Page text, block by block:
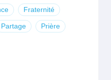
Fraternité
Partage Prière